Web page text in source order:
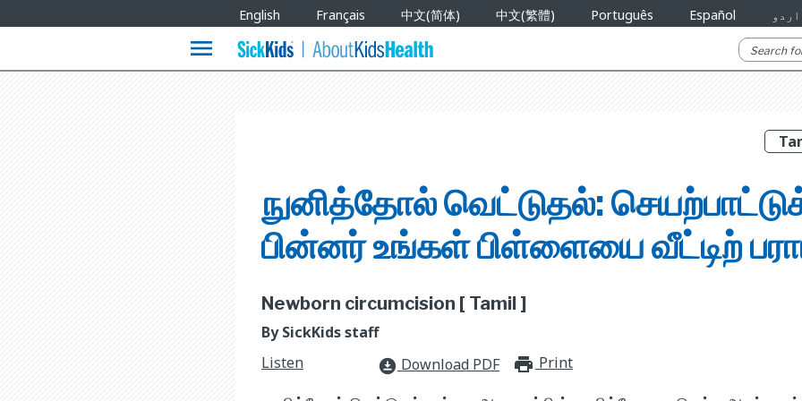
Languages
English Français 中文(简体) 中文(繁體) Português Español اردو
menu
நுனித்தோல் வெட்டுதல்:
பின்னர் உங்கள் பிள்ளையை வீட்டிற்
Newborn circumcision [ Tamil ]
By SickKids staff
Listen
download_for_offline Download PDF print_for_offline
Print